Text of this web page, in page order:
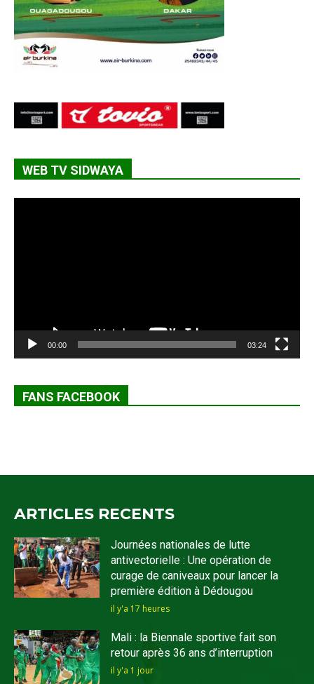
WEB TV SIDWAYA
00:00 03:24
FANS FACEBOOK
ARTICLES RECENTS
Journées nationales de lutte
antivectorielle : Une opération de
curage de caniveaux pour lancer la
première édition à Dédougou
il y'a 17 heures
Mali : la Biennale sportive fait son
retour après 36 ans d’interruption
il y'a 1 jour